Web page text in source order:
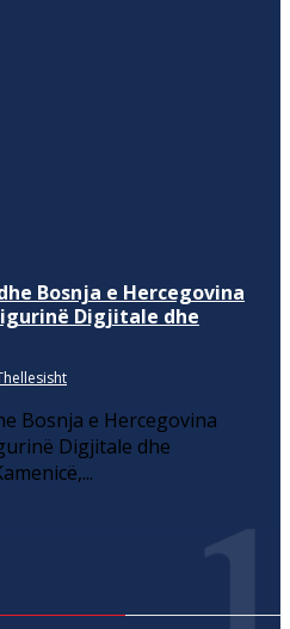
Bosnja e Hercegovina
Digjitale dhe
Bosnja e Hercegovina
Digjitale dhe